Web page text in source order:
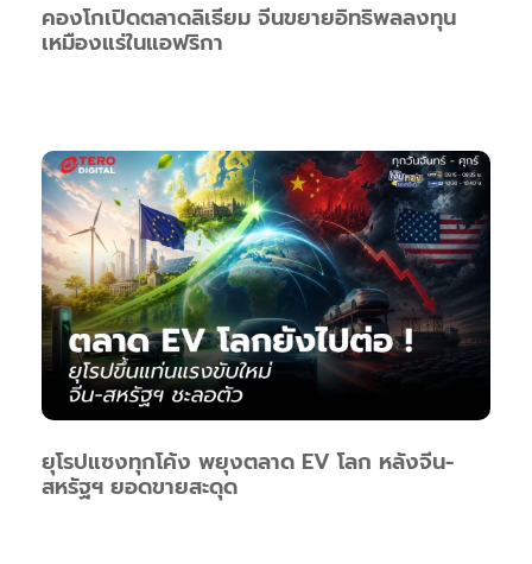
คองโกเปิดตลาดลิเธียม จีนขยายอิทธิพลลงทุน
เหมืองแร่ในแอฟริกา
ยุโรปแซงทุกโค้ง พยุงตลาด EV โลก หลังจีน-
สหรัฐฯ ยอดขายสะดุด